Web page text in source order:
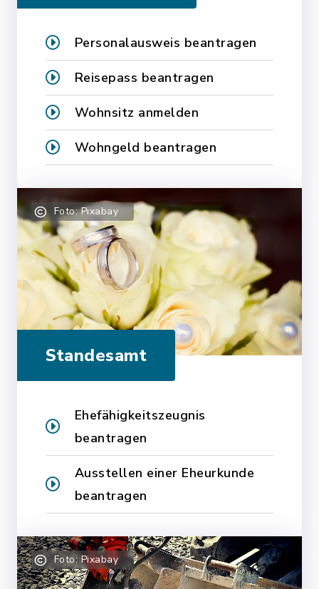
Personalausweis beantragen
Reisepass beantragen
Wohnsitz anmelden
Wohngeld beantragen
Foto: Pixabay
Standesamt
Ehefähigkeitszeugnis
beantragen
Ausstellen einer Eheurkunde
beantragen
Foto: Pixabay